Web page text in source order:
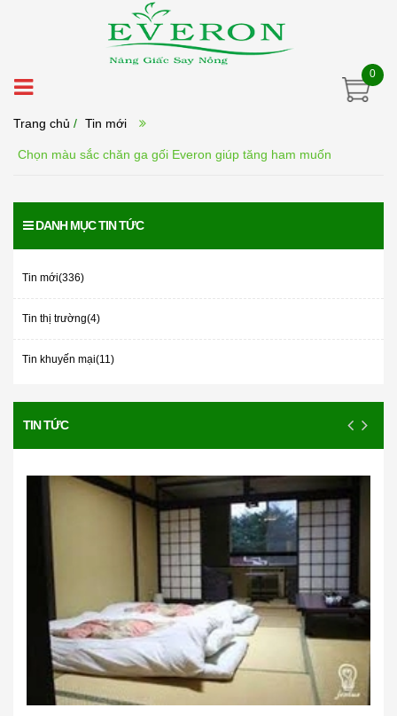
0
Trang chủ / Tin mới
Chọn màu sắc chăn ga gối Everon giúp tăng ham muốn
DANH MỤC TIN TỨC
Tin mới(336)
Tin thị trường(4)
Tin khuyến mại(11)
TIN TỨC